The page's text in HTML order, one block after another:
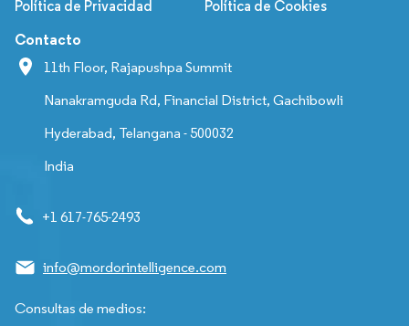
Política de Privacidad Política de Cookies
Contacto
11th Floor, Rajapushpa Summit
Nanakramguda Rd, Financial District, Gachibowli
Hyderabad, Telangana - 500032
India
+1 617-765-2493
info@mordorintelligence.com
Consultas de medios: